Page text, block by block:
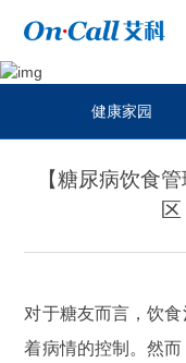
Health
健康管家
健康家园
【糖尿病饮食
对于糖友而言，饮
着病情的控制。然